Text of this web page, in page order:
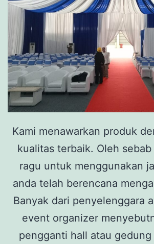
Kami menawarkan produk
kualitas terbaik. Oleh
ragu untuk menggunakan
anda telah berencana
Banyak dari penyelenggara
event organizer
pengganti hall atau